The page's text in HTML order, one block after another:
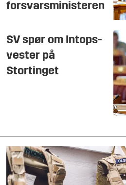
forsvarsministeren
SV spør om Intops-
vester på
Stortinget